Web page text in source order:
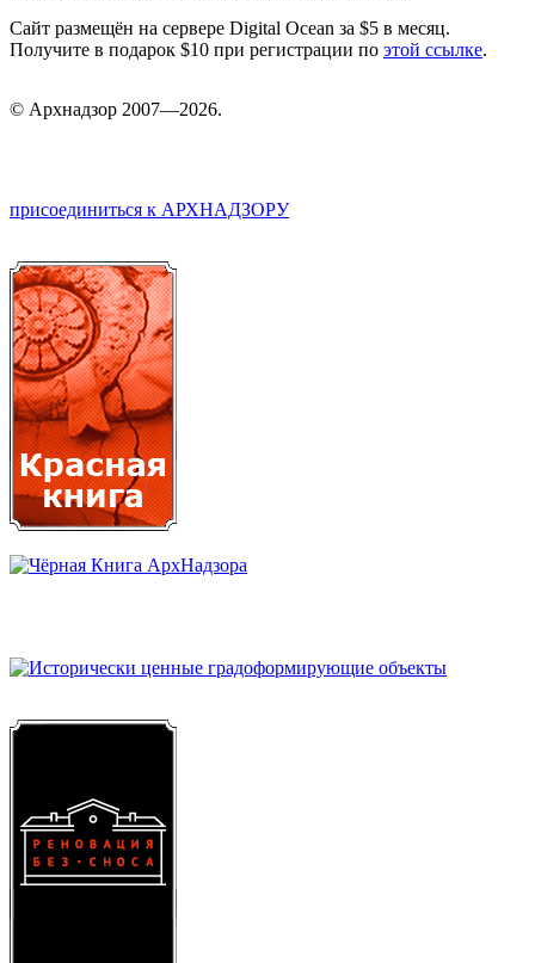
Сайт размещён на сервере Digital Ocean за $5 в месяц.
Получите в подарок $10 при регистрации по этой ссылке.
© Архнадзор 2007—2026.
присоединиться к АРХНАДЗОРУ